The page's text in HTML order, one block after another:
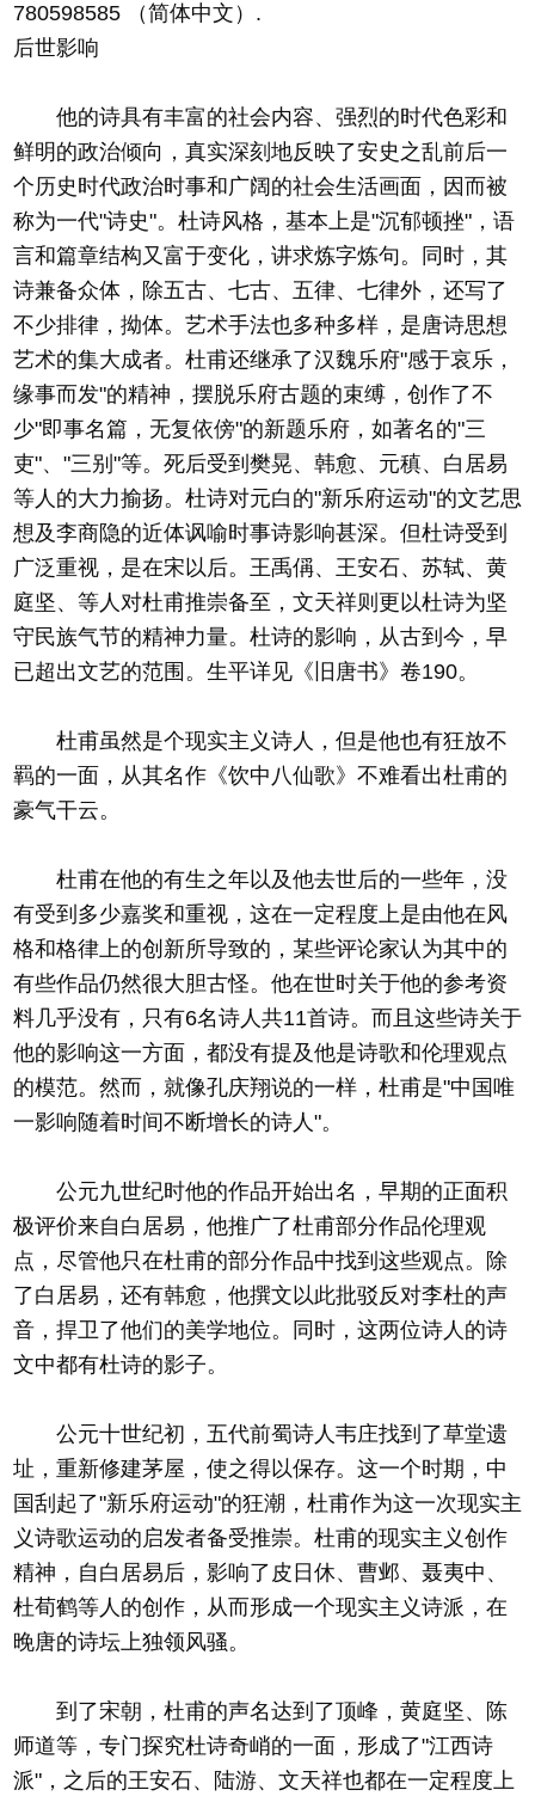
780598585 （简体中文）.
后世影响
他的诗具有丰富的社会内容、强烈的时代色彩和
鲜明的政治倾向，真实深刻地反映了安史之乱前后一
个历史时代政治时事和广阔的社会生活画面，因而被
称为一代"诗史"。杜诗风格，基本上是"沉郁顿挫"，语
言和篇章结构又富于变化，讲求炼字炼句。同时，其
诗兼备众体，除五古、七古、五律、七律外，还写了
不少排律，拗体。艺术手法也多种多样，是唐诗思想
艺术的集大成者。杜甫还继承了汉魏乐府"感于哀乐，
缘事而发"的精神，摆脱乐府古题的束缚，创作了不
少"即事名篇，无复依傍"的新题乐府，如著名的"三
吏"、"三别"等。死后受到樊晃、韩愈、元稹、白居易
等人的大力揄扬。杜诗对元白的"新乐府运动"的文艺思
想及李商隐的近体讽喻时事诗影响甚深。但杜诗受到
广泛重视，是在宋以后。王禹偁、王安石、苏轼、黄
庭坚、等人对杜甫推崇备至，文天祥则更以杜诗为坚
守民族气节的精神力量。杜诗的影响，从古到今，早
已超出文艺的范围。生平详见《旧唐书》卷190。
杜甫虽然是个现实主义诗人，但是他也有狂放不
羁的一面，从其名作《饮中八仙歌》不难看出杜甫的
豪气干云。
杜甫在他的有生之年以及他去世后的一些年，没
有受到多少嘉奖和重视，这在一定程度上是由他在风
格和格律上的创新所导致的，某些评论家认为其中的
有些作品仍然很大胆古怪。他在世时关于他的参考资
料几乎没有，只有6名诗人共11首诗。而且这些诗关于
他的影响这一方面，都没有提及他是诗歌和伦理观点
的模范。然而，就像孔庆翔说的一样，杜甫是"中国唯
一影响随着时间不断增长的诗人"。
公元九世纪时他的作品开始出名，早期的正面积
极评价来自白居易，他推广了杜甫部分作品伦理观
点，尽管他只在杜甫的部分作品中找到这些观点。除
了白居易，还有韩愈，他撰文以此批驳反对李杜的声
音，捍卫了他们的美学地位。同时，这两位诗人的诗
文中都有杜诗的影子。
公元十世纪初，五代前蜀诗人韦庄找到了草堂遗
址，重新修建茅屋，使之得以保存。这一个时期，中
国刮起了"新乐府运动"的狂潮，杜甫作为这一次现实主
义诗歌运动的启发者备受推崇。杜甫的现实主义创作
精神，自白居易后，影响了皮日休、曹邺、聂夷中、
杜荀鹤等人的创作，从而形成一个现实主义诗派，在
晚唐的诗坛上独领风骚。
到了宋朝，杜甫的声名达到了顶峰，黄庭坚、陈
师道等，专门探究杜诗奇峭的一面，形成了"江西诗
派"，之后的王安石、陆游、文天祥也都在一定程度上